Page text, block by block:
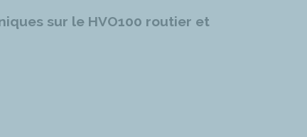
sur le HVO100 routier et